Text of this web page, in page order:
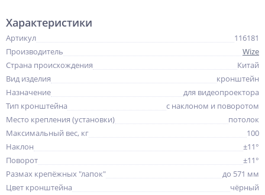
Характеристики
Артикул
116181
Производитель
Wize
Страна происхождения
Китай
Вид изделия
кронштейн
Назначение
для видеопроектора
Тип кронштейна
с наклоном и поворотом
Место крепления (установки)
потолок
Максимальный вес, кг
100
Наклон
±11°
Поворот
±11°
Размах крепёжных "лапок"
до 571 мм
Цвет кронштейна
чёрный